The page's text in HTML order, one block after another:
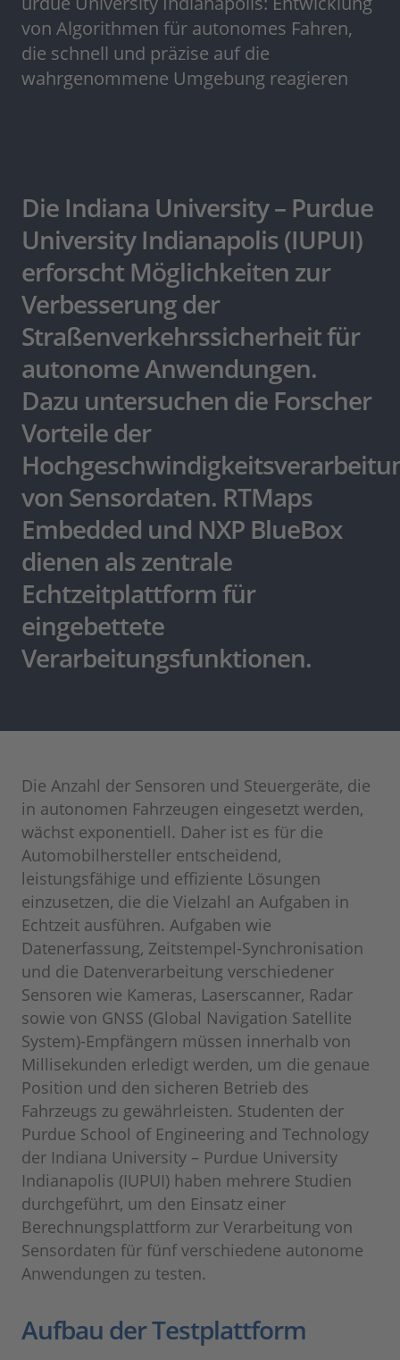
von Algorithmen für autonomes Fahren,
die schnell und präzise auf die
wahrgenommene Umgebung reagieren
Die Indiana University – Purdue
University Indianapolis (IUPUI)
erforscht Möglichkeiten zur
Verbesserung der
Straßenverkehrssicherheit für
autonome Anwendungen.
Dazu untersuchen die Forscher
Vorteile der
von Sensordaten. RTMaps
Embedded und NXP BlueBox
dienen als zentrale
Echtzeitplattform für
eingebettete
Verarbeitungsfunktionen.
Die Anzahl der Sensoren und Steuergeräte, die
in autonomen Fahrzeugen eingesetzt werden,
wächst exponentiell. Daher ist es für die
Automobilhersteller entscheidend,
leistungsfähige und effiziente Lösungen
einzusetzen, die die Vielzahl an Aufgaben in
Echtzeit ausführen. Aufgaben wie
Datenerfassung, Zeitstempel-Synchronisation
und die Datenverarbeitung verschiedener
Sensoren wie Kameras, Laserscanner, Radar
sowie von GNSS (Global Navigation Satellite
System)-Empfängern müssen innerhalb von
Millisekunden erledigt werden, um die genaue
Position und den sicheren Betrieb des
Fahrzeugs zu gewährleisten. Studenten der
Purdue School of Engineering and Technology
der Indiana University – Purdue University
Indianapolis (IUPUI) haben mehrere Studien
durchgeführt, um den Einsatz einer
Berechnungsplattform zur Verarbeitung von
Sensordaten für fünf verschiedene autonome
Anwendungen zu testen.
Aufbau der Testplattform